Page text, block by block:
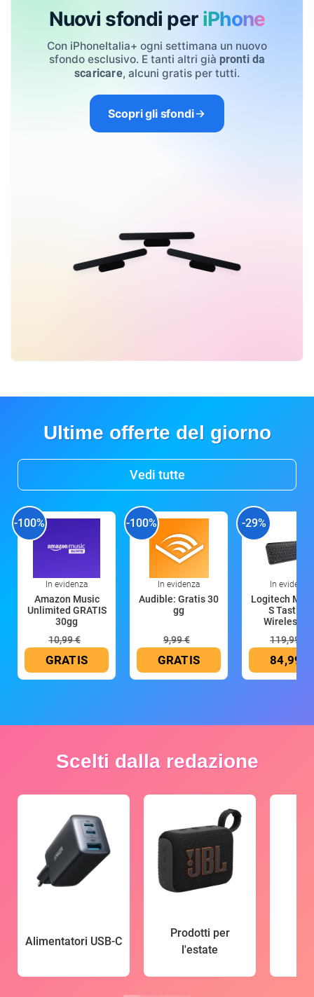
Nuovi sfondi per iPhone
Con iPhoneItalia+ ogni settimana un nuovo
sfondo esclusivo. E tanti altri già pronti da
scaricare, alcuni gratis per tutti.
Scopri gli sfondi
Ultime offerte del giorno
Vedi tutte
-100%
In evidenza
Amazon Music
Unlimited GRATIS
30gg
10,99 €
GRATIS
-100%
In evidenza
Audible: Gratis 30
gg
9,99 €
GRATIS
-29%
In evidenza
Logitech MX
S Tastiera
Wireless
119,99 €
84,99 €
Scelti dalla redazione
Alimentatori USB-C
Prodotti per
l'estate